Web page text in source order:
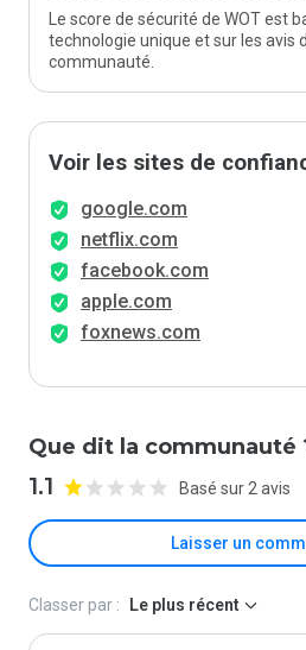
Le score de sécurité de WOT est
technologie unique et sur les avis
communauté.
Voir les sites de
google.com
netflix.com
facebook.com
apple.com
foxnews.com
Que dit la communauté
1.1 Basé sur 2 avis
Laisser un
Classer par : Le plus récent